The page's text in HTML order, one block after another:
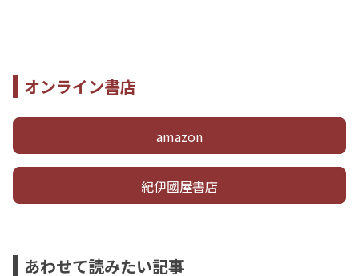
オンライン書店
amazon
紀伊國屋書店
あわせて読みたい記事